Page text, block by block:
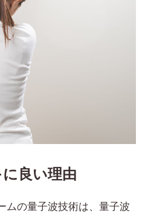
良い理由
ムの量子波技術は、量子波